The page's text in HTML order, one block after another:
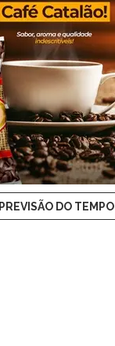
PREVISÃO DO TEMPO